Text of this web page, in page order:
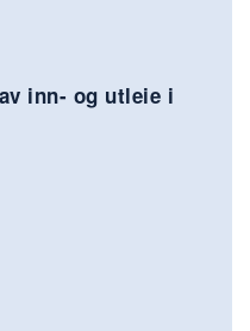
inn- og utleie i